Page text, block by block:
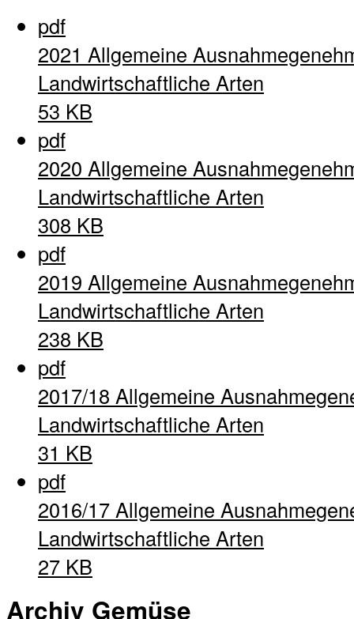
pdf
2021 Allgemeine
Landwirtschaftliche Arten
53 KB
pdf
2020 Allgemeine
Landwirtschaftliche Arten
308 KB
pdf
2019 Allgemeine
Landwirtschaftliche Arten
238 KB
pdf
2017/18 Allgemeine
Landwirtschaftliche Arten
31 KB
pdf
2016/17 Allgemeine
Landwirtschaftliche Arten
27 KB
Archiv Gemüse